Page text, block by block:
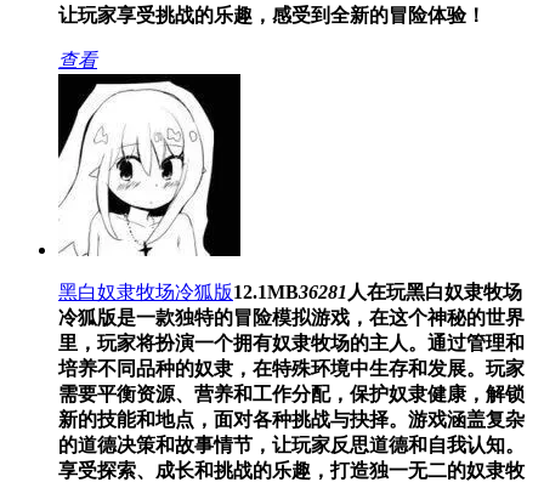
让玩家享受挑战的乐趣，感受到全新的冒险体验！
查看
黑白奴隶牧场冷狐版12.1MB36281 人在玩黑白奴隶牧场
冷狐版是一款独特的冒险模拟游戏，在这个神秘的世界
里，玩家将扮演一个拥有奴隶牧场的主人。通过管理和
培养不同品种的奴隶，在特殊环境中生存和发展。玩家
需要平衡资源、营养和工作分配，保护奴隶健康，解锁
新的技能和地点，面对各种挑战与抉择。游戏涵盖复杂
的道德决策和故事情节，让玩家反思道德和自我认知。
享受探索、成长和挑战的乐趣，打造独一无二的奴隶牧